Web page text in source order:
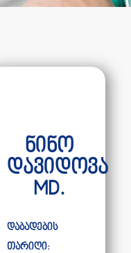
ნინო
დავიდოვა
MD.
დაბადების
თარიღი: